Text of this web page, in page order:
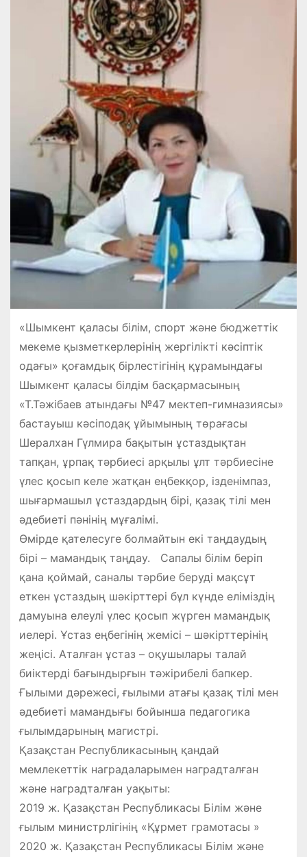
«Шымкент қаласы білім, спорт және бюджеттік
мекеме қызметкерлерінің жергілікті кәсіптік
одағы» қоғамдық бірлестігінің құрамындағы
Шымкент қаласы білдім басқармасының
«Т.Тәжібаев атындағы №47 мектеп-гимназиясы»
бастауыш кәсіподақ ұйымының төрағасы
Шералхан Гүлмира бақытын ұстаздықтан
тапқан, ұрпақ тәрбиесі арқылы ұлт тәрбиесіне
үлес қосып келе жатқан еңбекқор, ізденімпаз,
шығармашыл ұстаздардың бірі, қазақ тілі мен
әдебиеті пәнінің мұғалімі.
Өмірде қателесуге болмайтын екі таңдаудың
бірі – мамандық таңдау. Сапалы білім беріп
қана қоймай, саналы тәрбие беруді мақсұт
еткен ұстаздың шәкірттері бұл күнде еліміздің
дамуына елеулі үлес қосып жүрген мамандық
иелері. Ұстаз еңбегінің жемісі – шәкірттерінің
жеңісі. Аталған ұстаз – оқушылары талай
биіктерді бағындырғын тәжірибелі бапкер.
Ғылыми дәрежесі, ғылыми атағы қазақ тілі мен
әдебиеті мамандығы бойынша педагогика
ғылымдарының магистрі.
Қазақстан Республикасының қандай
мемлекеттік наградаларымен наградталған
және наградталған уақыты:
2019 ж. Қазақстан Республикасы Білім және
ғылым министрлігінің «Құрмет грамотасы »
2020 ж. Қазақстан Республикасы Білім және